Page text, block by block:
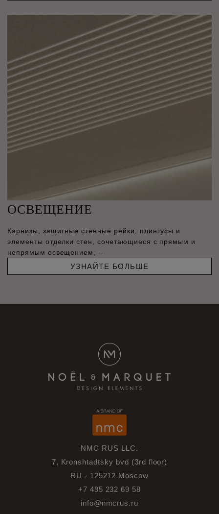
ОСВЕЩЕНИЕ
Карнизы, защитные стенные рейки, плинтусы и
элементы отделки стен, сочетающиеся с прямым и
непрямым освещением, –
УЗНАЙТЕ БОЛЬШЕ
NMC RUS LLC.
7, Kronshtadtsky bvd (3rd floor)
RU - 125212 Moscow
+7 495 232 69 58
info@nmcrus.ru